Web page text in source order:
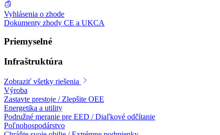
Vyhlásenia o zhode
Dokumenty zhody CE a UKCA
Priemyselné
Infraštruktúra
Zobraziť všetky riešenia
Výroba
Zastavte prestoje / Zlepšite OEE
Energetika a utility
Podružné meranie pre EED / Diaľkové odčítanie
Poľnohospodárstvo